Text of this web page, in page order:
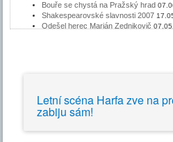
Bouře se chystá na Pražský hrad
Shakespearovské slavnosti 2007
Odešel herec Marián Zednikovič
Letní scéna Harfa zve na
zabiju sám!